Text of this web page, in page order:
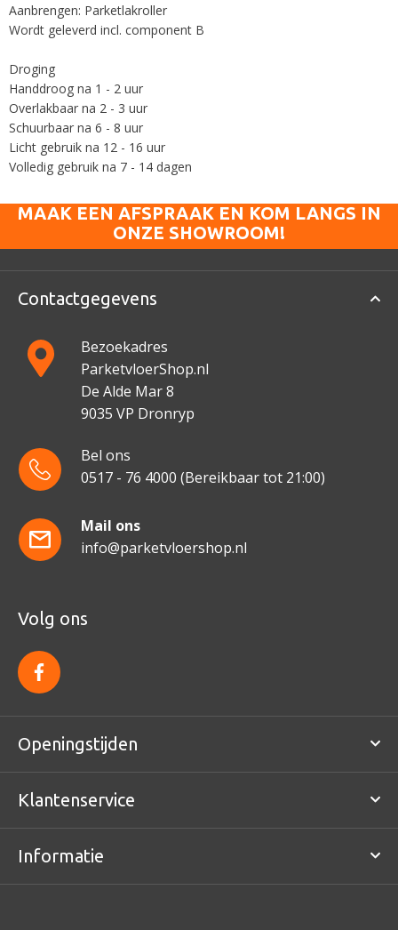
Aanbrengen: Parketlakroller
Wordt geleverd incl. component B
Droging
Handdroog na 1 - 2 uur
Overlakbaar na 2 - 3 uur
Schuurbaar na 6 - 8 uur
Licht gebruik na 12 - 16 uur
Volledig gebruik na 7 - 14 dagen
MAAK EEN AFSPRAAK EN KOM LANGS IN
ONZE SHOWROOM!
Contactgegevens
Bezoekadres
ParketvloerShop.nl
De Alde Mar 8
9035 VP Dronryp
Bel ons
0517 - 76 4000 (Bereikbaar tot 21:00)
Mail ons
info@parketvloershop.nl
Volg ons
f
a
c
e
o
o
Openingstijden
Klantenservice
Informatie